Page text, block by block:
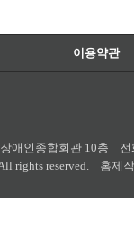
이용약관
애인종합회관 10층
rights reserved. 홈제